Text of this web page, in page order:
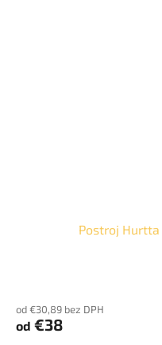
Postroj Hurtta
od €30,89 bez DPH
od €38